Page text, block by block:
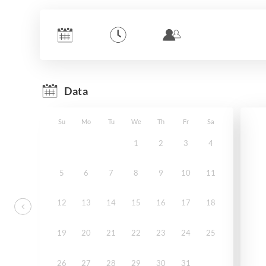
Data
Su Mo Tu We Th Fr Sa
1 2 3 4
5 6 7 8 9 10 11
12 13 14 15 16 17 18
19 20 21 22 23 24 25
26 27 28 29 30 31